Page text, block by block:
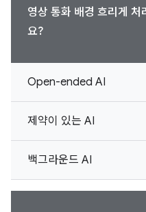
영상 통화 배경 흐리게
요?
Open-ended AI
제약이 있는 AI
백그라운드 AI